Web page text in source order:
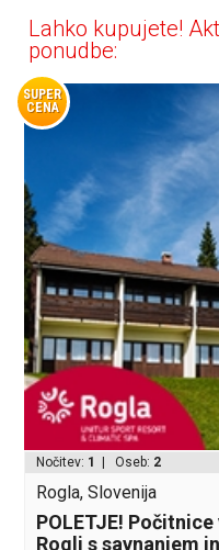
Lahko kupujete!
ponudbe:
SUPER
CENA
Nočitev: 1 | Oseb: 2
Rogla, Slovenija
POLETJE!
Rogli s savnanjem